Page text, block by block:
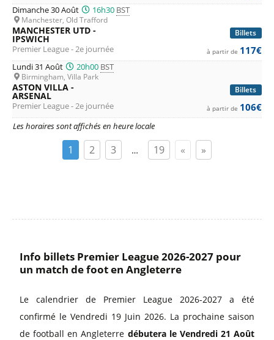
Les horaires sont affichés en heure locale
Dimanche 30 Août 16h30 BST
Manchester, Old Trafford
Billets
MANCHESTER UTD -
IPSWICH
Premier League - 2e journée à partir de 117€
Lundi 31 Août 20h00 BST
Birmingham, Villa Park
Billets
ASTON VILLA -
ARSENAL
Premier League - 2e journée à partir de 106€
1 2 3 … 19 « »
Info billets Premier League 2026-2027 pour
un match de foot en Angleterre
Le calendrier de Premier League 2026-2027 a été
confirmé le Vendredi 19 Juin 2026. La prochaine saison
de football en Angleterre débutera le Vendredi 21 Août